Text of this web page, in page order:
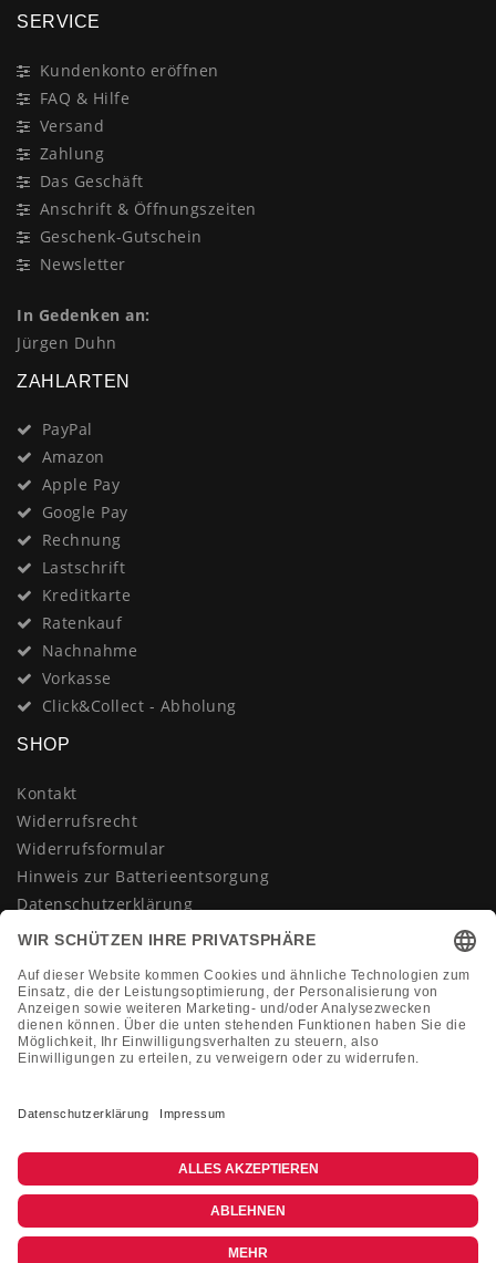
SERVICE
Kundenkonto eröffnen
FAQ & Hilfe
Versand
Zahlung
Das Geschäft
Anschrift & Öffnungszeiten
Geschenk-Gutschein
Newsletter
In Gedenken an:
Jürgen Duhn
ZAHLARTEN
PayPal
Amazon
Apple Pay
Google Pay
Rechnung
Lastschrift
Kreditkarte
Ratenkauf
Nachnahme
Vorkasse
Click&Collect - Abholung
SHOP
Kontakt
Widerrufsrecht
Widerrufsformular
Hinweis zur Batterieentsorgung
Datenschutzerklärung
AGB
Vertrag widerrufen
KONTAKT
+49 (0)2133 210433
shop@dienadel.de
Kieler Str. 18 - 41540 Dormagen
Kundenmeinungen